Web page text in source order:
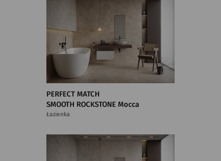
PERFECT MATCH
SMOOTH ROCKSTONE Mocca
Łazienka